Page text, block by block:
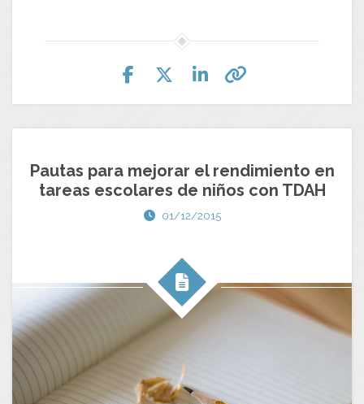
Pautas para mejorar el rendimiento en
tareas escolares de niños con TDAH
01/12/2015